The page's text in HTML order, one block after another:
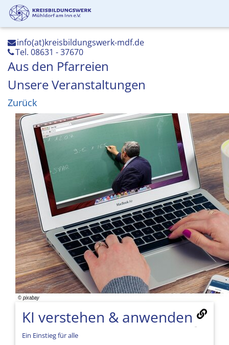
info(at)kreisbildungswerk-mdf.de
Tel. 08631 - 37670
Aus den Pfarreien
Unsere Veranstaltungen
Zurück
KI verstehen & anwenden
Ein Einstieg für alle